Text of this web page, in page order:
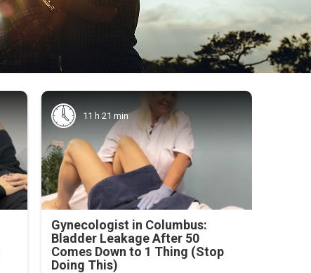
11 h 21 min
Gynecologist in Columbus:
Bladder Leakage After 50
Comes Down to 1 Thing (Stop
Doing This)